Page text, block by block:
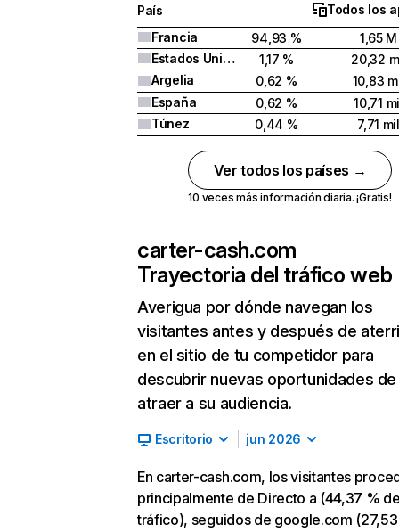
País
Todos los
Francia
94,93 %
1,65 M
Estados Unidos
1,17 %
20,32
Argelia
0,62 %
10,83
España
0,62 %
10,71
Túnez
0,44 % 7,71 mil
Ver todos los países →
10 veces más información diaria. ¡Gratis!
carter-cash.com
Trayectoria del tráfico web
Averigua por dónde navegan los
visitantes antes y después de
en el sitio de tu competidor para
descubrir nuevas oportunidades de
atraer a su audiencia.
Escritorio jun 2026
En carter-cash.com, los visitantes
principalmente de Directo a (44,37 %
tráfico), seguidos de google.com (27,53